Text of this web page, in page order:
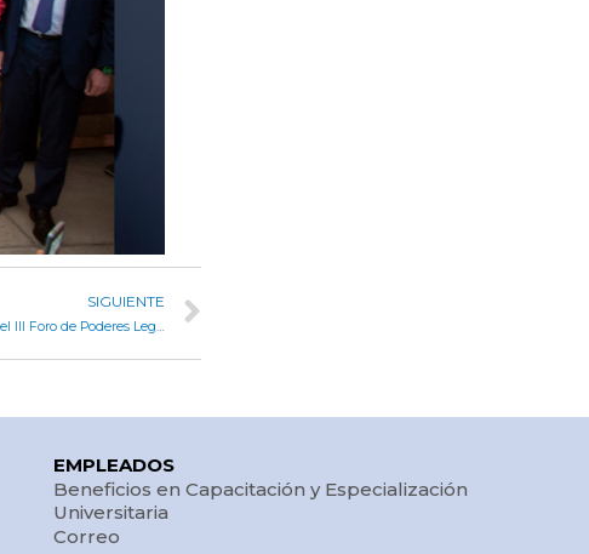
SIGUIENTE
Parlamentarios de todo Córdoba se congregaron en el III Foro de Poderes Legislativos
EMPLEADOS
Beneficios en Capacitación y Especialización
Universitaria
Correo